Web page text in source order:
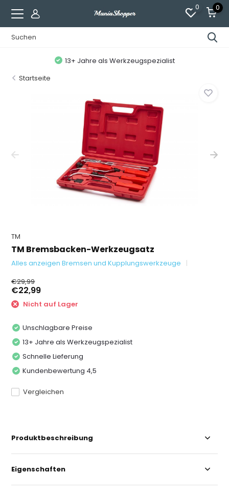
0 0
13+ Jahre als Werkzeugspezialist
Startseite
TM
TM Bremsbacken-Werkzeugsatz
Alles anzeigen Bremsen und Kupplungswerkzeuge
€29,99
€22,99
Nicht auf Lager
Unschlagbare Preise
13+ Jahre als Werkzeugspezialist
Schnelle Lieferung
Kundenbewertung 4,5
Vergleichen
Produktbeschreibung
Eigenschaften